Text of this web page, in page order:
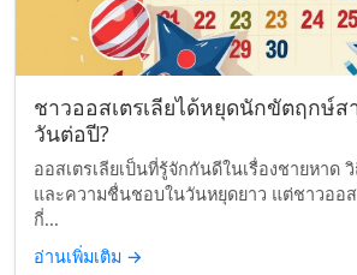
ชาวออสเตรเลียได้หยุดนักขัตฤกษ์ส
วันต่อปี?
ออสเตรเลียเป็นที่รู้จักกันดีในเรื่องชายหาด
และความชื่นชอบในวันหยุดยาว แต่ชาวออส
กี่...
อ่านเพิ่มเติม →